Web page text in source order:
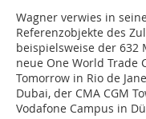
Wagner verwies in
Referenzobjekte des
beispielsweise der 632
neue One World Trade
Tomorrow in Rio de
Dubai, der CMA CGM
Vodafone Campus in